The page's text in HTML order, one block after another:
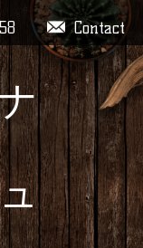
Contact